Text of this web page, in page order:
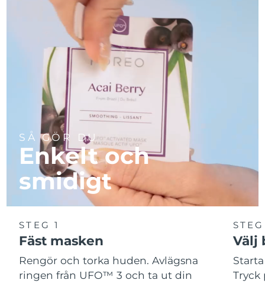
SÅ GÖR DU
Enkelt och
smidigt
STEG 1
Fäst masken
Rengör och torka huden. Avlägsna
ringen från UFO™ 3 och ta ut din
Välj
Tryck